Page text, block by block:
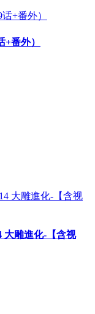
番外）
大雕進化-【含视